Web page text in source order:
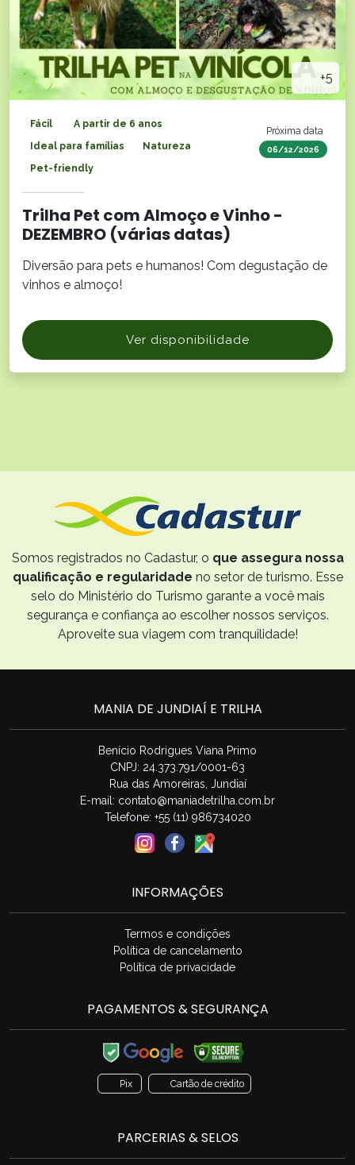
+5
Próxima data
06/12/2026
Fácil
A partir de 6 anos
Ideal para famílias
Natureza
Pet-friendly
Trilha Pet com Almoço e Vinho -
DEZEMBRO (várias datas)
Diversão para pets e humanos! Com degustação de
vinhos e almoço!
Ver disponibilidade
Somos registrados no Cadastur, o que assegura nossa
qualificação e regularidade no setor de turismo. Esse
selo do Ministério do Turismo garante a você mais
segurança e confiança ao escolher nossos serviços.
Aproveite sua viagem com tranquilidade!
MANIA DE JUNDIAÍ E TRILHA
Benício Rodrigues Viana Primo
CNPJ: 24.373.791/0001-63
Rua das Amoreiras, Jundiaí
E-mail: contato@maniadetrilha.com.br
Telefone: +55 (11) 986734020
INFORMAÇÕES
Termos e condições
Política de cancelamento
Política de privacidade
PAGAMENTOS & SEGURANÇA
Pix Cartão de crédito
PARCERIAS & SELOS